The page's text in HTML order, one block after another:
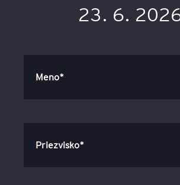
23. 6.
Meno*
Priezvisko*